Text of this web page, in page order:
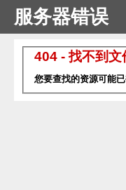
服务器错误
404 - 找不到文
您要查找的资源可能